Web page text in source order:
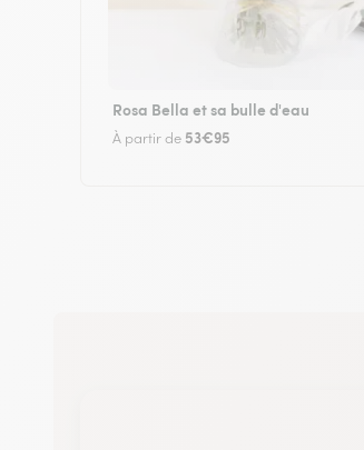
Rosa Bella et sa bulle d'eau
À partir de 53€95